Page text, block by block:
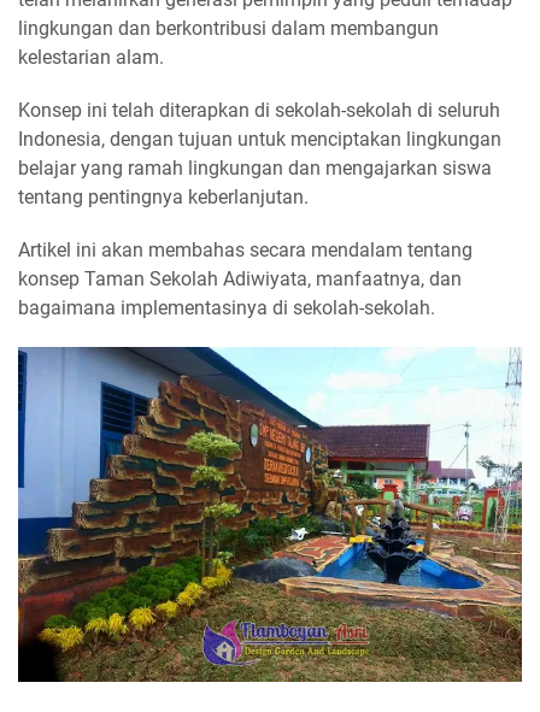
lingkungan dan berkontribusi dalam membangun
kelestarian alam.
Konsep ini telah diterapkan di sekolah-sekolah di seluruh
Indonesia, dengan tujuan untuk menciptakan lingkungan
belajar yang ramah lingkungan dan mengajarkan siswa
tentang pentingnya keberlanjutan.
Artikel ini akan membahas secara mendalam tentang
konsep Taman Sekolah Adiwiyata, manfaatnya, dan
bagaimana implementasinya di sekolah-sekolah.